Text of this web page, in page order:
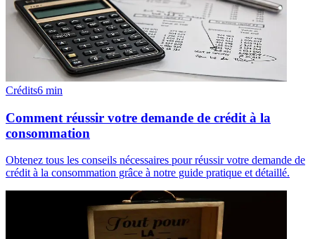
Crédits6 min
Comment réussir votre demande de crédit à la
consommation
Obtenez tous les conseils nécessaires pour réussir votre demande de
crédit à la consommation grâce à notre guide pratique et détaillé.